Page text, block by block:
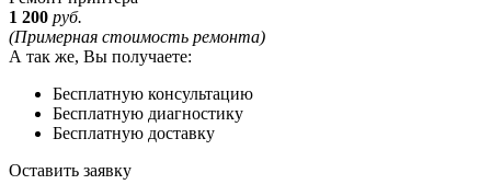
1 200 руб.
(Примерная стоимость ремонта)
А так же, Вы получаете:
Бесплатную консультацию
Бесплатную диагностику
Бесплатную доставку
Оставить заявку